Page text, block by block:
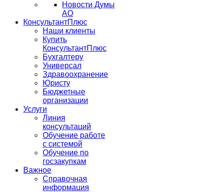
Новости Думы
АО
КонсультантПлюс
Наши клиенты
Купить
КонсультантПлюс
Бухгалтеру
Универсал
Здравоохранение
Юристу
Бюджетные
организации
Услуги
Линия
консультаций
Обучение работе
с системой
Обучение по
госзакупкам
Важное
Справочная
информация